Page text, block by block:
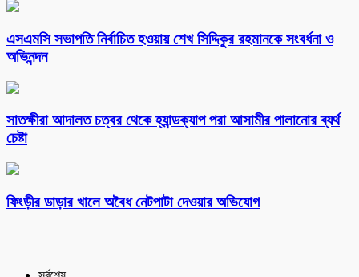
এসএমসি সভাপতি নির্বাচিত হওয়ায় শেখ সিদ্দিকুর রহমানকে সংবর্ধনা ও
অভিনন্দন
সাতক্ষীরা আদালত চত্বর থেকে হ্যান্ডক্যাপ পরা আসামীর পালানোর ব্যর্থ
চেষ্টা
ফিংড়ীর ডাড়ার খালে অবৈধ নেটপাটা দেওয়ার অভিযোগ